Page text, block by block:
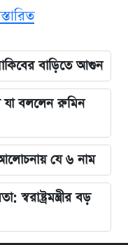
বাড়িতে আগুন
যা বললেন রুমিন
যে ৬ নাম
বড়